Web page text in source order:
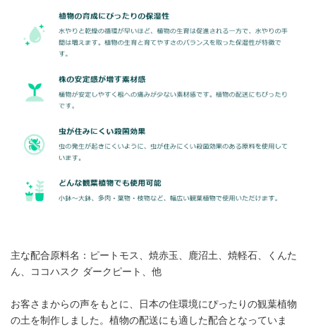
主な配合原料名：ピートモス、焼赤玉、鹿沼土、焼軽石、くんた
ん、ココハスク ダークピート、他
お客さまからの声をもとに、日本の住環境にぴったりの観葉植物
の土を制作しました。植物の配送にも適した配合となっていま